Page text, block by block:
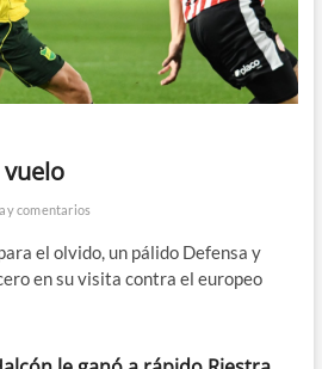
comentarios
el olvido, un pálido Defensa y
en su visita contra el europeo